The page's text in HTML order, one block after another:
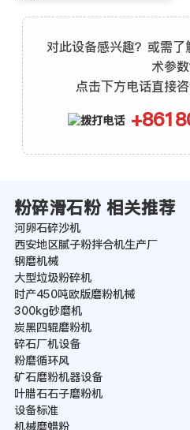
对此设备感兴趣？或需
术参数
点击下方电话直接咨
粉碎滑石粉 相关推荐
河卵石碎沙机
西安地区腻子粉拌合机生产厂
钢磨机械
大型垃圾粉碎机
时产450吨欧版磨粉机械
300kg砂磨机
炭黑四辊磨粉机
碎石厂机设备
粉磨循环风
矿石磨粉机器设备
叶腊石石子磨粉机
设备标准
机械磨蜡粉